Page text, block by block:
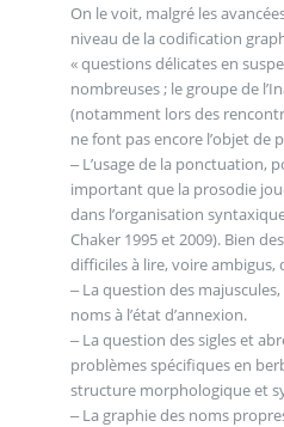
On le voit, malgré les
niveau de la codification
« questions délicates en
nombreuses ; le groupe de
(notamment lors des
ne font pas encore l’objet de
‒ L’usage de la ponctuation,
important que la prosodie
dans l’organisation
Chaker 1995 et 2009). Bien
difficiles à lire, voire ambigus,
‒ La question des
noms à l’état d’annexion.
‒ La question des sigles et abréviations, qui posent des
problèmes spécifiques en
structure morphologique et
‒ La graphie des noms propres, en particulier celle des